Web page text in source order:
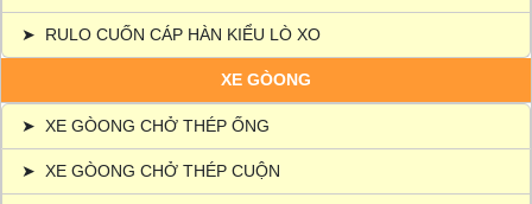
➤ RULO CUỐN CÁP HÀN KIỂU LÒ XO
XE GÒONG
➤ XE GÒONG CHỞ THÉP ỐNG
➤ XE GÒONG CHỞ THÉP CUỘN